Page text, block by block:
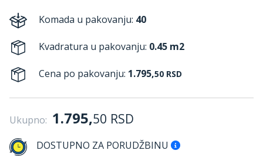
Komada u pakovanju: 40
Kvadratura u pakovanju: 0.45 m2
Cena po pakovanju: 1.795,50 RSD
Ukupno: 1.795,50 RSD
DOSTUPNO ZA PORUDŽBINU